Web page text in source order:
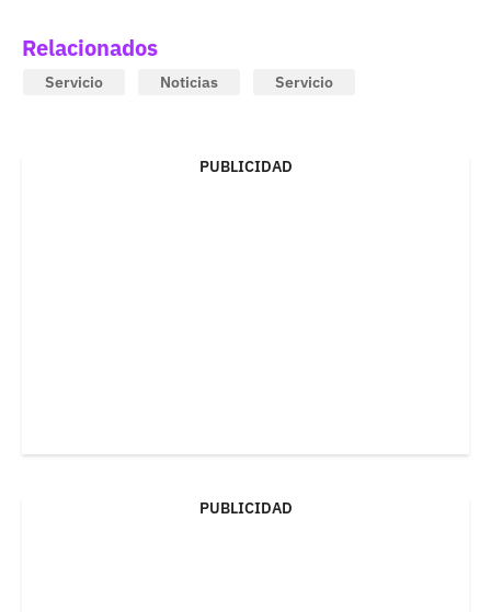
Relacionados
Servicio Noticias Servicio
PUBLICIDAD
PUBLICIDAD